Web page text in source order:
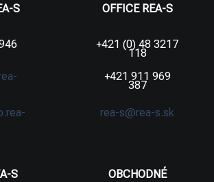
S OFFICE REA-S
+421 (0) 48 3217
118
+421 911 969
387
rea-s@rea-s.sk
S
OBCHODNÉ